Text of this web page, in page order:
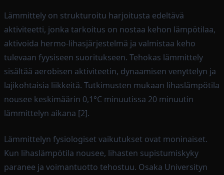
Lämmittely on strukturoitu harjoitusta edeltävä
aktiviteetti, jonka tarkoitus on nostaa kehon lämpötilaa,
aktivoida hermo-lihasjärjestelmä ja valmistaa keho
tulevaan fyysiseen suoritukseen. Tehokas lämmittely
sisältää aerobisen aktiviteetin, dynaamisen venyttelyn ja
lajikohtaisia liikkeitä. Tutkimusten mukaan lihaslämpötila
nousee keskimäärin 0,1°C minuutissa 20 minuutin
lämmittelyn aikana [2].
Lämmittelyn fysiologiset vaikutukset ovat moninaiset.
Kun lihaslämpötila nousee, lihasten supistumiskyky
paranee ja voimantuotto tehostuu. Osaka Universityn